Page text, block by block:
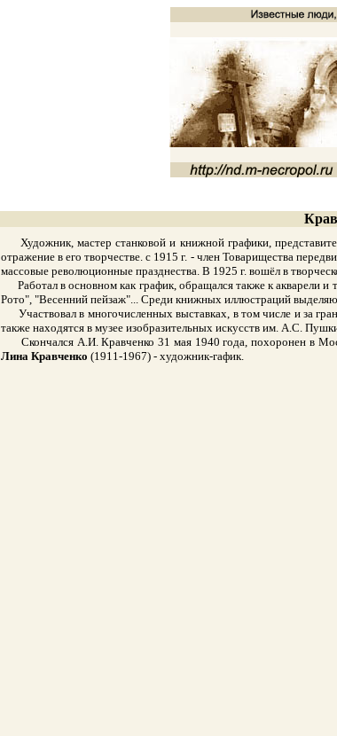
Художник, мастер станковой и книжной графики,
отражение в его творчестве. с 1915 г. - член Товарищества
массовые революционные празднества. В 1925 г. вошёл в
Работал в основном как график, обращался также к акварели
Рото", "Весенний пейзаж"... Среди книжных иллюстраций
Участвовал в многочисленных выставках, в том числе и за
также находятся в музее изобразительных искусств им. А.С.
Скончался А.И. Кравченко 31 мая 1940 года, похоронен в
Лина Кравченко (1911-1967) - художник-гафик.